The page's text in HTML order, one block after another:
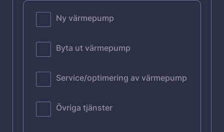
Ny värmepump
Byta ut värmepump
Service/optimering av värmepump
Övriga tjänster